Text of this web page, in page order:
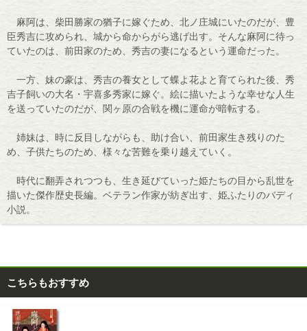
麻阿は、柴田勝家の猶子に嫁ぐため、北ノ庄城にいたのだが、豊
臣秀吉に攻められ、城から命からがら逃げ出す。そんな麻阿に待っ
ていたのは、前田家のため、秀吉の妻になるという運命だった。
一方、妹の豪は、秀吉の養女として蝶よ花よと育てられた後、秀
吉子飼いの大名・宇喜多秀家に嫁ぐ。絵に描いたような幸せな人生
を送っていたのだが、関ヶ原の合戦を機に運命が暗転する。
姉妹は、時に反目しながらも、助け合い、前田家生き残りのた
め、子供たちのため、様々な苦難を乗り越えていく。
時代に翻弄されつつも、生き延びていった姫たちの目から乱世を
描いた傑作歴史長編。ベテラン作家が紡ぎ出す、姫ふたりのバディ
小説。
こちらもおすすめ